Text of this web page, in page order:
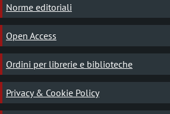
Norme editoriali
Open Access
Ordini per librerie e biblioteche
Privacy & Cookie Policy